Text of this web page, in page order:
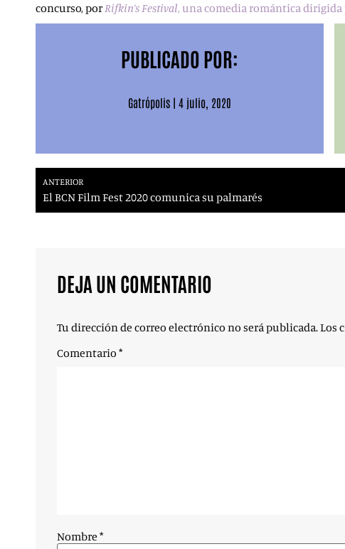
concurso, porRifkin’s Festival, una comedia romántica dirigida
PUBLICADO POR:
Gatrópolis | 4 julio, 2020
ANTERIOR
El BCN Film Fest 2020 comunica su palmarés
DEJA UN COMENTARIO
Tu dirección de correo electrónico no será publicada.Los
Comentario *
Nombre *